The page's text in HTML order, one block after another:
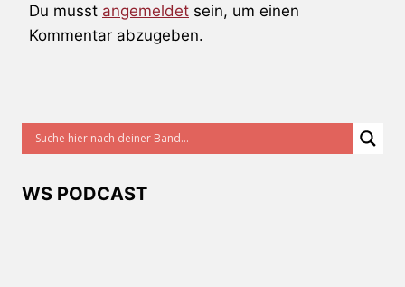
Du musst angemeldet sein, um einen
Kommentar abzugeben.
WS PODCAST